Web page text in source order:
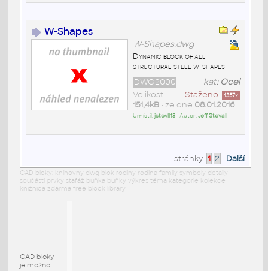
W-Shapes
W-Shapes.dwg
Dynamic block of all
structural steel w-shapes
kat: Ocel
DWG2000
Staženo: 1357x
Velikost
151,4kB• ze dne 08.01.2016
Umístil:jstovll13• Autor:Jeff Stovall
stránky: 1 2 Další
CAD bloky: knihovny dwg blok rodiny rodina family symboly detaily
součásti prvky stafáž buňka buňky výkres téma kategorie kolekce
knižnica zdarma free block library
CAD bloky
je možno